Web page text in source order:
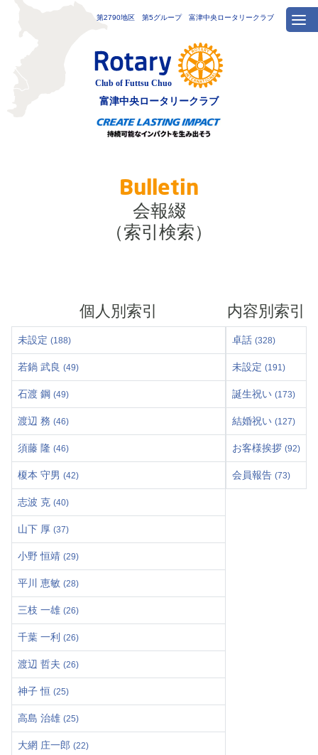
富津中央ロータリークラブ
第2790地区 第5グループ 富津中央ロータリークラブ
Bulletin
会報綴
（索引検索）
個人別索引
未設定 (188)
若鍋 武良 (49)
石渡 鋼 (49)
渡辺 務 (46)
須藤 隆 (46)
榎本 守男 (42)
志波 克 (40)
山下 厚 (37)
小野 恒靖 (29)
平川 恵敏 (28)
三枝 一雄 (26)
千葉 一利 (26)
渡辺 哲夫 (26)
神子 恒 (25)
高島 治雄 (25)
大網 庄一郎 (22)
内容別索引
卓話 (328)
未設定 (191)
誕生祝い (173)
結婚祝い (127)
お客様挨拶 (92)
会員報告 (73)